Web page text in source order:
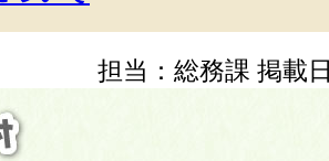
担当：総務課 掲載